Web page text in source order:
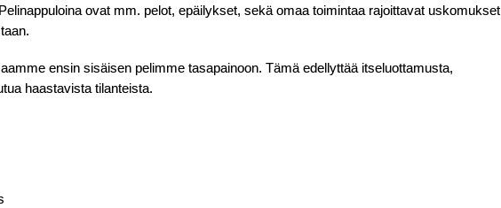
ovat mm. pelot, epäilykset, sekä omaa toimintaa rajoittavat uskomukset
ensin sisäisen pelimme tasapainoon. Tämä edellyttää itseluottamusta,
haastavista tilanteista.